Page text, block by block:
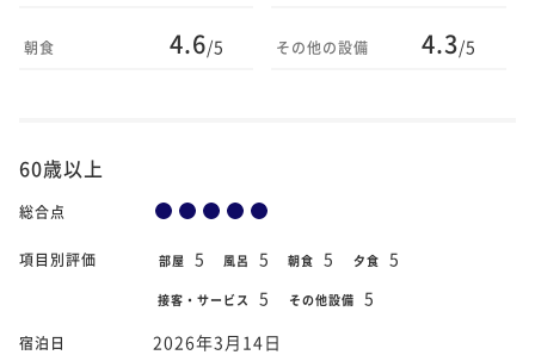
朝食 4.6/5 その他の設備 4.3/5
60歳以上
総合点
項目別評価 部屋 5 風呂 5 朝食 5 夕食 5
接客・サービス 5 その他設備 5
宿泊日 2026年3月14日